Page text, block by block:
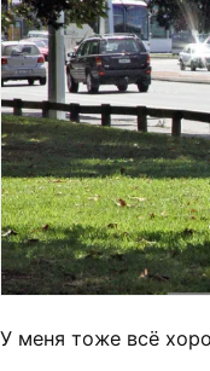
У меня тоже всё